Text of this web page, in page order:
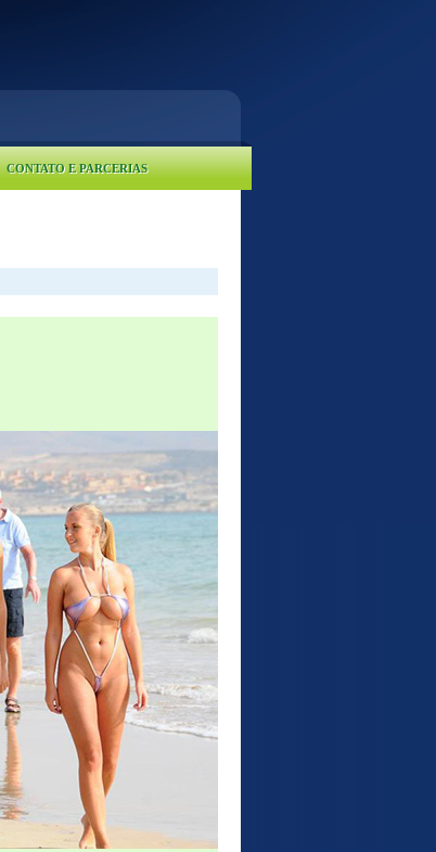
CONTATO E PARCERIAS